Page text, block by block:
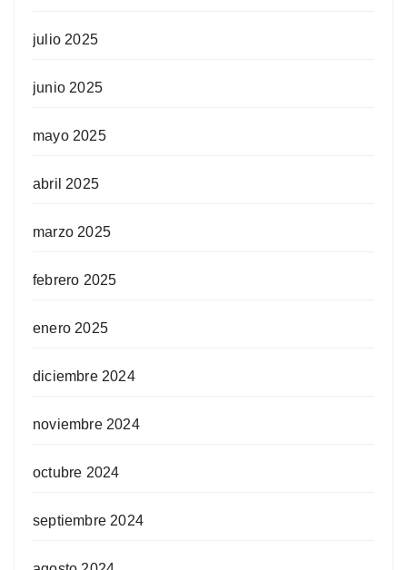
julio 2025
junio 2025
mayo 2025
abril 2025
marzo 2025
febrero 2025
enero 2025
diciembre 2024
noviembre 2024
octubre 2024
septiembre 2024